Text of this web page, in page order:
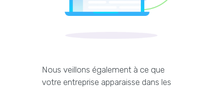
Nous veillons également à ce que
votre entreprise apparaisse dans les